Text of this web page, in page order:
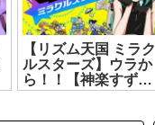
【リズム天国 ミラク
ルスターズ】ウラか
ら！！【神楽すず】
[2026.07.16]